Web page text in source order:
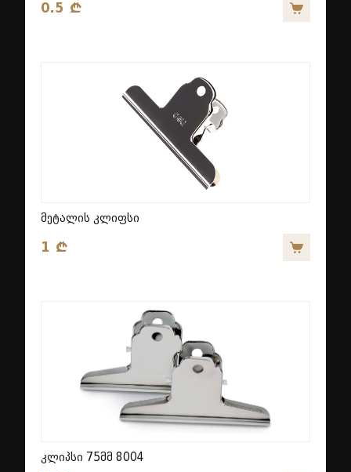
0.5 ₾
მეტალის კლიფსი
1 ₾
კლიპსი 75მმ 8004